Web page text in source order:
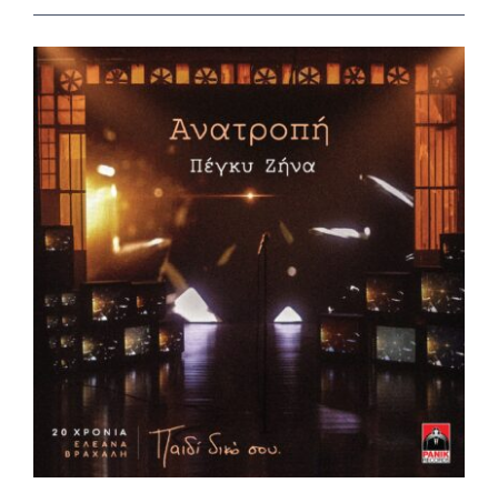
View
Larger
Image